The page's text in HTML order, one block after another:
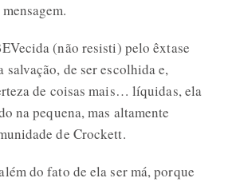
(não resisti) pelo êxtase
salvação, de ser escolhida e,
de coisas mais… líquidas, ela
na pequena, mas altamente
de Crockett.
do fato de ela ser má, porque